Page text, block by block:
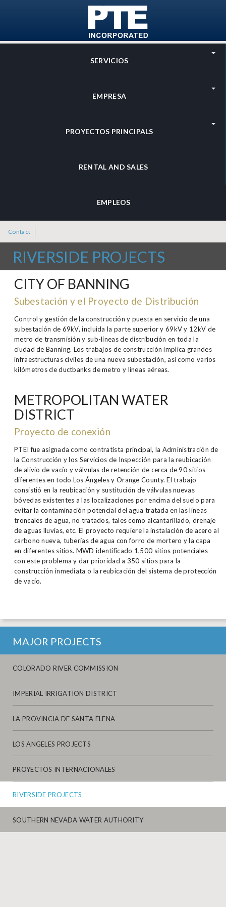
SERVICIOS
EMPRESA
PROYECTOS PRINCIPALS
RENTAL AND SALES
EMPLEOS
Contact
Search form Search
RIVERSIDE PROJECTS
CITY OF BANNING
Subestación y el Proyecto de Distribución
Control y gestión de la construcción y puesta en servicio de una
subestación de 69kV, incluida la parte superior y 69kV y 12kV de
metro de transmisión y sub-líneas de distribución en toda la
ciudad de Banning. Los trabajos de construcción implica grandes
infraestructuras civiles de una nueva subestación, así como varios
kilómetros de ductbanks de metro y líneas aéreas.
METROPOLITAN WATER
DISTRICT
Proyecto de conexión
PTEI fue asignada como contratista principal, la Administración de
la Construcción y los Servicios de Inspección para la reubicación
de alivio de vacío y válvulas de retención de cerca de 90 sitios
diferentes en todo Los Ángeles y Orange County. El trabajo
consistió en la reubicación y sustitución de válvulas nuevas
bóvedas existentes a las localizaciones por encima del suelo para
evitar la contaminación potencial del agua tratada en las líneas
troncales de agua, no tratados, tales como alcantarillado, drenaje
de aguas lluvias, etc. El proyecto requiere la instalación de acero al
carbono nueva, tuberías de agua con forro de mortero y la capa
en diferentes sitios. MWD identificado 1,500 sitios potenciales
con este problema y dar prioridad a 350 sitios para la
construcción inmediata o la reubicación del sistema de protección
de vacío.
MAJOR PROJECTS
COLORADO RIVER COMMISSION
IMPERIAL IRRIGATION DISTRICT
LA PROVINCIA DE SANTA ELENA
LOS ANGELES PROJECTS
PROYECTOS INTERNACIONALES
RIVERSIDE PROJECTS
SOUTHERN NEVADA WATER AUTHORITY